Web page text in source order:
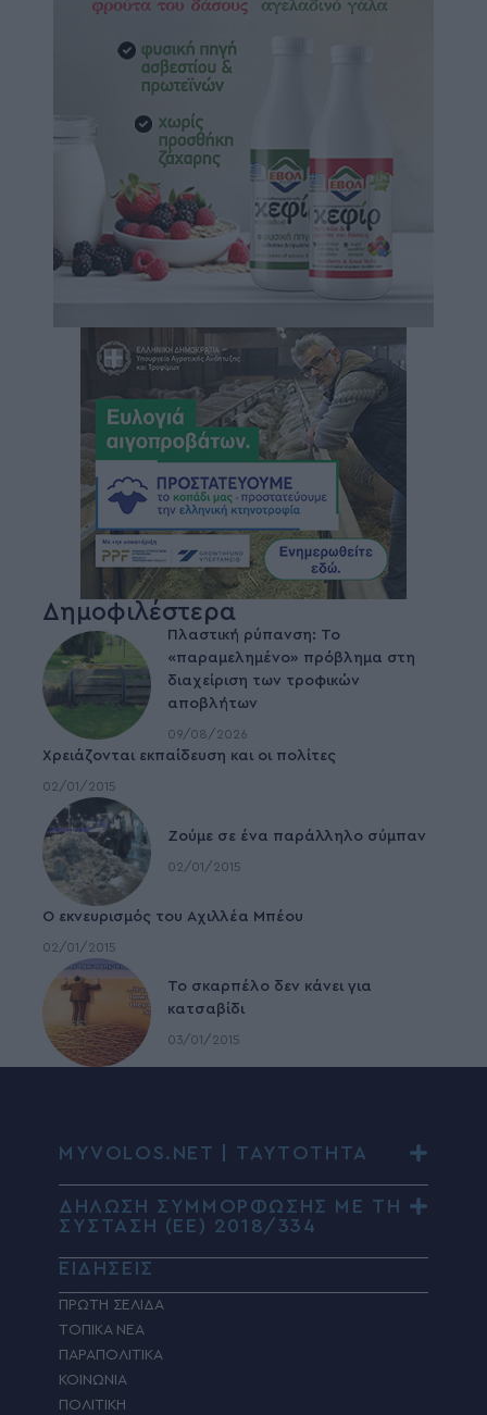
Δημοφιλέστερα
Πλαστική ρύπανση: Το
«παραμελημένο» πρόβλημα στη
διαχείριση των τροφικών
αποβλήτων
09/08/2026
Χρειάζονται εκπαίδευση και οι πολίτες
02/01/2015
Ζούμε σε ένα παράλληλο σύμπαν
02/01/2015
Ο εκνευρισμός του Αχιλλέα Μπέου
02/01/2015
To σκαρπέλο δεν κάνει για
κατσαβίδι
03/01/2015
MYVOLOS.NET | ΤΑΥΤΟΤΗΤΑ
ΔΗΛΩΣΗ ΣΥΜΜΟΡΦΩΣΗΣ ΜΕ ΤΗ
ΣΥΣΤΑΣΗ (ΕΕ) 2018/334
ΕΙΔΗΣΕΙΣ
ΠΡΩΤΗ ΣΕΛΙΔΑ
ΤΟΠΙΚΑ ΝΕΑ
ΠΑΡΑΠΟΛΙΤΙΚΑ
ΚΟΙΝΩΝΙΑ
ΠΟΛΙΤΙΚΗ